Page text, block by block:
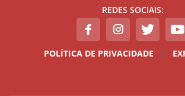
REDES SOCIAIS:
POLÍTICA DE PRIVACIDADE |